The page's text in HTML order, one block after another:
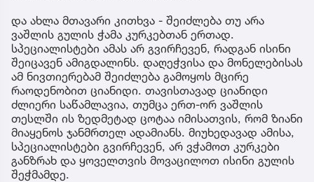
და ახლა მთავარი კითხვა - შეიძლება თუ არა
ვაშლის გულის ჭამა კურკებთან ერთად.
სპეციალისტები ამას არ გვირჩევენ, რადგან ისინი
შეიცავენ ამიგდალინს. დაღეჭვისა და მონელებისას
ამ ნივთიერებამ შეიძლება გამოყოს მცირე
რაოდენობით ციანიდი. თავისთავად ციანიდი
ძლიერი საწამლავია, თუმცა ერთ-ორ ვაშლის
თესლში ის ზედმეტად ცოტაა იმისათვის, რომ ზიანი
მიაყენოს ჯანმრთელ ადამიანს. მიუხედავად ამისა,
სპეციალისტები გვირჩევენ, არ ვჭამოთ კურკები
განზრახ და ყოველთვის მოვაცილოთ ისინი გულის
შეჭმამდე.